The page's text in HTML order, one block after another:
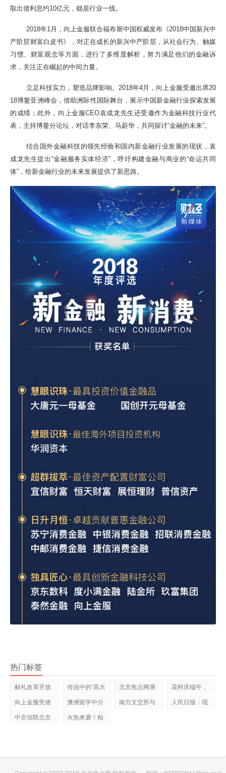
取出借利息约10亿元，稳居行业一线。
2018年1月，向上金服联合福布斯中国权威发布《2018中国新兴中
产阶层财富白皮书》，对正在成长的新兴中产阶层，从社会行为、触媒
习惯、财富观念等方面，进行了多维度解析，努力满足他们的金融诉
求，关注正在崛起的中间力量。
立足科技实力，塑造品牌影响。2018年4月，向上金服受邀出席20
18博鳌亚洲峰会，借助洲际性国际舞台，展示中国新金融行业探索发展
的成绩；此外，向上金服CEO袁成龙先生还受邀作为金融科技行业代
表，主持博鳌分论坛，对话李东荣、马蔚华，共同探讨“金融的未来”。
结合国外金融科技的领先经验和国内新金融行业发展的现状，袁
成龙先生提出“金融服务实体经济”，呼吁构建金融与商业的“命运共同
体”，给新金融行业的未来发展提供了新思路。
热门标签
献礼改革开放
传说中的“高大
北京焦点网测
花样庆端午，
向上金服凭借
澳洲留学中介
南方文交所与
人民日报：现
中京信联北京
火热来袭！柏